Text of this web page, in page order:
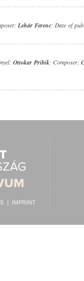
Lehár Ferenc; Date of
Ottokar Pribik; Composer:
IMPRINT